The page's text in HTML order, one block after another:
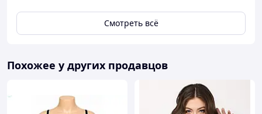
Смотреть всё
Похожее у других продавцов